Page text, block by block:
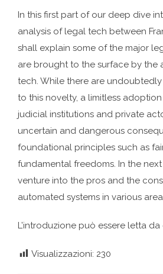
In this first part of our deep dive
analysis of legal tech between
shall explain some of the major
are brought to the surface by the
tech. While there are
to this novelty, a limitless
judicial institutions and private
uncertain and dangerous
foundational principles such as
fundamental freedoms. In the
venture into the pros and the
automated systems in various
L’introduzione può essere letta
Visualizzazioni: 230